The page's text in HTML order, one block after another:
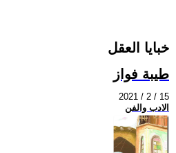
خبايا العقل
طيبة فواز
2021 / 2 / 15
الادب والفن